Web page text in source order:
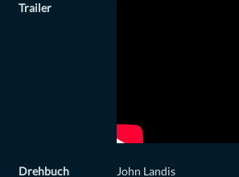
Trailer
Drehbuch John Landis